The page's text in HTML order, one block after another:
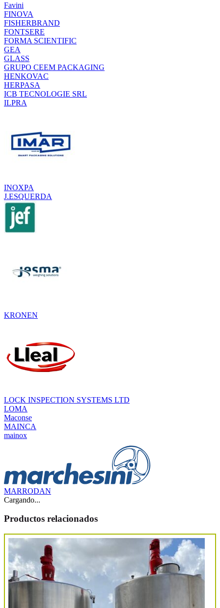
Favini
FINOVA
FISHERBRAND
FONTSERE
FORMA SCIENTIFIC
GEA
GLASS
GRUPO CEEM PACKAGING
HENKOVAC
HERPASA
ICB TECNOLOGIE SRL
ILPRA
INOXPA
J.ESQUERDA
KRONEN
LOCK INSPECTION SYSTEMS LTD
LOMA
Maconse
MAINCA
mainox
MARRODAN
Cargando...
Productos relacionados